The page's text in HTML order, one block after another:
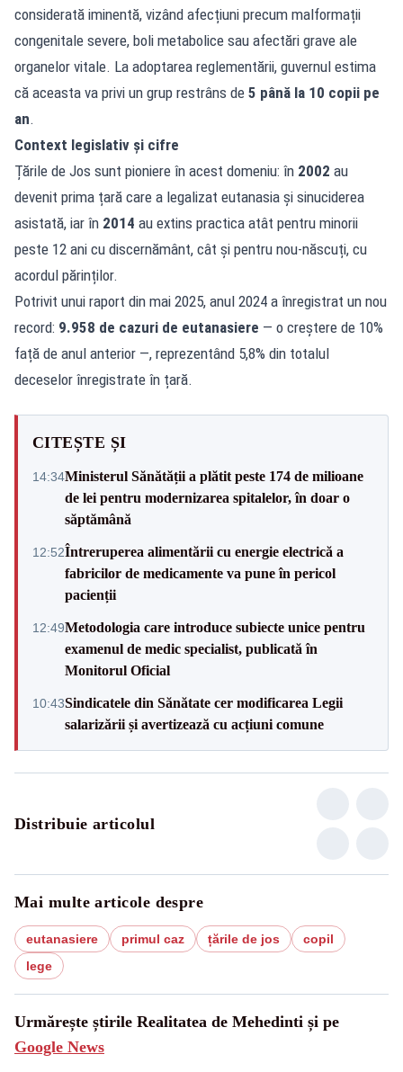
considerată iminentă, vizând afecțiuni precum malformații
congenitale severe, boli metabolice sau afectări grave ale
organelor vitale. La adoptarea reglementării, guvernul estima
că aceasta va privi un grup restrâns de 5 până la 10 copii pe
an.
Context legislativ și cifre
Țările de Jos sunt pioniere în acest domeniu: în 2002 au
devenit prima țară care a legalizat eutanasia și sinuciderea
asistată, iar în 2014 au extins practica atât pentru minorii
peste 12 ani cu discernământ, cât și pentru nou-născuți, cu
acordul părinților.
Potrivit unui raport din mai 2025, anul 2024 a înregistrat un nou
record: 9.958 de cazuri de eutanasiere — o creștere de 10%
față de anul anterior —, reprezentând 5,8% din totalul
deceselor înregistrate în țară.
CITEȘTE ȘI
14:34Ministerul Sănătății a plătit peste 174 de milioane
de lei pentru modernizarea spitalelor, în doar o
săptămână
12:52Întreruperea alimentării cu energie electrică a
fabricilor de medicamente va pune în pericol
pacienții
12:49Metodologia care introduce subiecte unice pentru
examenul de medic specialist, publicată în
Monitorul Oficial
10:43Sindicatele din Sănătate cer modificarea Legii
salarizării și avertizează cu acțiuni comune
Distribuie articolul
Mai multe articole despre
eutanasiere primul caz țările de jos
copil
lege
Urmărește știrile Realitatea de Mehedinti și pe
Google News